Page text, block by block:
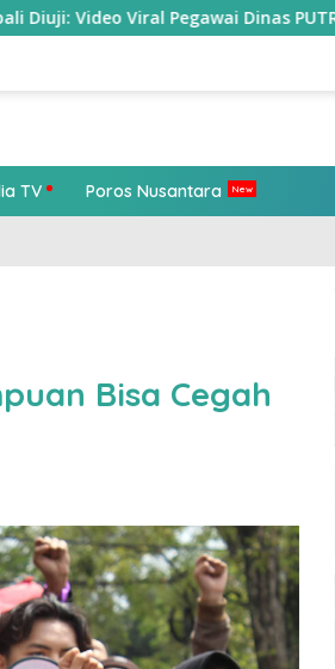
Dinas PUTR KBB Picu Kritik Publik
TV Poros Nusantara
Bisa Cegah